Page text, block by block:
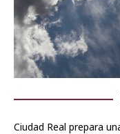
Ciudad Real prepara